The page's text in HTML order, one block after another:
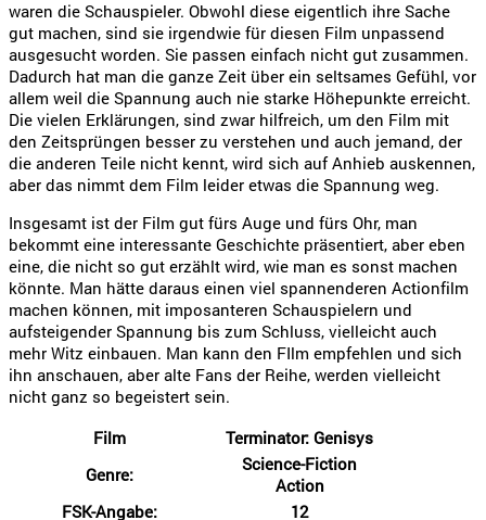
waren die Schauspieler. Obwohl diese eigentlich ihre Sache
gut machen, sind sie irgendwie für diesen Film unpassend
ausgesucht worden. Sie passen einfach nicht gut zusammen.
Dadurch hat man die ganze Zeit über ein seltsames Gefühl, vor
allem weil die Spannung auch nie starke Höhepunkte erreicht.
Die vielen Erklärungen, sind zwar hilfreich, um den Film mit
den Zeitsprüngen besser zu verstehen und auch jemand, der
die anderen Teile nicht kennt, wird sich auf Anhieb auskennen,
aber das nimmt dem Film leider etwas die Spannung weg.
Insgesamt ist der Film gut fürs Auge und fürs Ohr, man
bekommt eine interessante Geschichte präsentiert, aber eben
eine, die nicht so gut erzählt wird, wie man es sonst machen
könnte. Man hätte daraus einen viel spannenderen Actionfilm
machen können, mit imposanteren Schauspielern und
aufsteigender Spannung bis zum Schluss, vielleicht auch
mehr Witz einbauen. Man kann den FIlm empfehlen und sich
ihn anschauen, aber alte Fans der Reihe, werden vielleicht
nicht ganz so begeistert sein.
Film
Terminator: Genisys
Genre:
Science-Fiction
Action
FSK-Angabe:
12